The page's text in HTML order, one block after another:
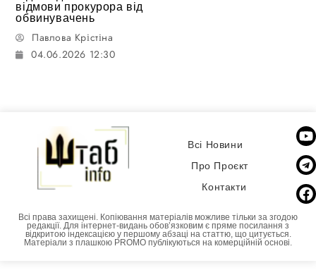
відмови прокурора від
обвинувачень
Павлова Крістіна
04.06.2026 12:30
Всі Новини
Про Проєкт
Контакти
Всі права захищені. Копіювання матеріалів можливе тільки за згодою
редакції. Для інтернет-видань обовʼязковим є пряме посилання з
відкритою індексацією у першому абзаці на статтю, що цитується.
Матеріали з плашкою PROMO публікуються на комерційній основі.